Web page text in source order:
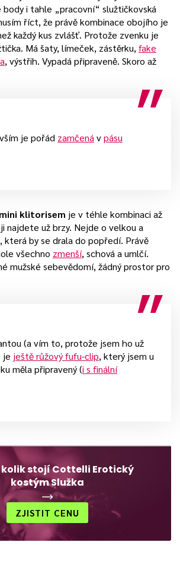
i tahle „pracovní“ služtičkovská
říct, že právě kombinace obojího je
každý kus zvlášť. Protože zvenku je
Má šaty, límeček, zástěrku,fake
, výstřih. Vypadá připraveně. Skoro až
je pořád zamčenávpásu
klitorisem je v téhle kombinaci až
najdete už brzy. Nejde o velkou a
která by se drala do popředí. Právě
všechno zmenší, schová a umlčí.
mužské sebevědomí, žádný prostor pro
(a vím to, protože jsem ho už
je ještě růžový fufu-clip, který jsem u
měla připravený (i s finální
stojí Cottelli Erotický
kostým Služka
ZJISTIT CENU